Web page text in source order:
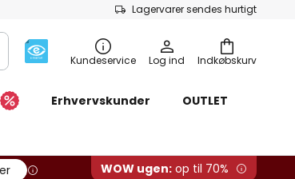
Lagervarer sendes hurtigt
Indkøbskurv
Kundeservice Log ind
Erhvervskunder OUTLET
WOW ugen: op til 70%